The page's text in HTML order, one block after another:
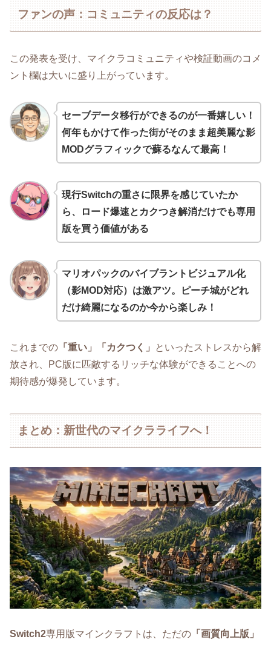
ファンの声：コミュニティの反応は？
この発表を受け、マイクラコミュニティや検証動画のコメ
ント欄は大いに盛り上がっています。
セーブデータ移行ができるのが一番嬉しい！
何年もかけて作った街がそのまま超美麗な影
MODグラフィックで蘇るなんて最高！
現行Switchの重さに限界を感じていたか
ら、ロード爆速とカクつき解消だけでも専用
版を買う価値がある
マリオパックのバイブラントビジュアル化
（影MOD対応）は激アツ。ピーチ城がどれ
だけ綺麗になるのか今から楽しみ！
これまでの 「重い」「カクつく」
といったストレスから解
放され、PC版に匹敵するリッチな体験ができることへの
期待感が爆発しています。
まとめ：新世代のマイクラライフへ！
Switch2専用版マインクラフトは、ただの 「画質向上版」